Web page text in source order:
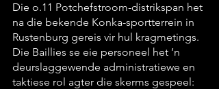
Die o.11 Potchefstroom-distrikspan het
na die bekende Konka-sportterrein in
Rustenburg gereis vir hul kragmetings.
Die Baillies se eie personeel het ’n
deurslaggewende administratiewe en
taktiese rol agter die skerms gespeel: